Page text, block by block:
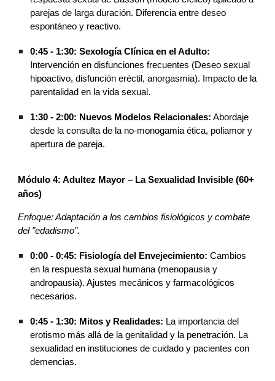
parejas de larga duración. Diferencia entre deseo
espontáneo y reactivo.
0:45 - 1:30: Sexología Clínica en el Adulto:
Intervención en disfunciones frecuentes (Deseo sexual
hipoactivo, disfunción eréctil, anorgasmia). Impacto de la
parentalidad en la vida sexual.
1:30 - 2:00: Nuevos Modelos Relacionales: Abordaje
desde la consulta de la no-monogamia ética, poliamor y
apertura de pareja.
Módulo 4: Adultez Mayor – La Sexualidad Invisible (60+
años)
Enfoque: Adaptación a los cambios fisiológicos y combate
del "edadismo".
0:00 - 0:45: Fisiología del Envejecimiento: Cambios
en la respuesta sexual humana (menopausia y
andropausia). Ajustes mecánicos y farmacológicos
necesarios.
0:45 - 1:30: Mitos y Realidades: La importancia del
erotismo más allá de la genitalidad y la penetración. La
sexualidad en instituciones de cuidado y pacientes con
demencias.